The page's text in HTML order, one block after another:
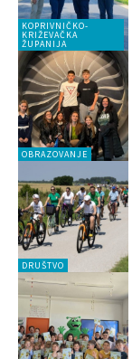
KOPRIVNIČKO-
KRIŽEVAČKA
ŽUPANIJA
OBRAZOVANJE
DRUŠTVO